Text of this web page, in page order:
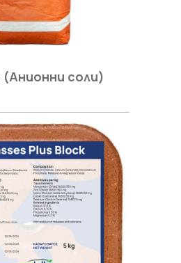
(Анионни соли)